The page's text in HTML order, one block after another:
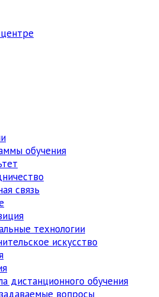
обучения
связь
технологии
искусство
дистанционного обучения
вопросы